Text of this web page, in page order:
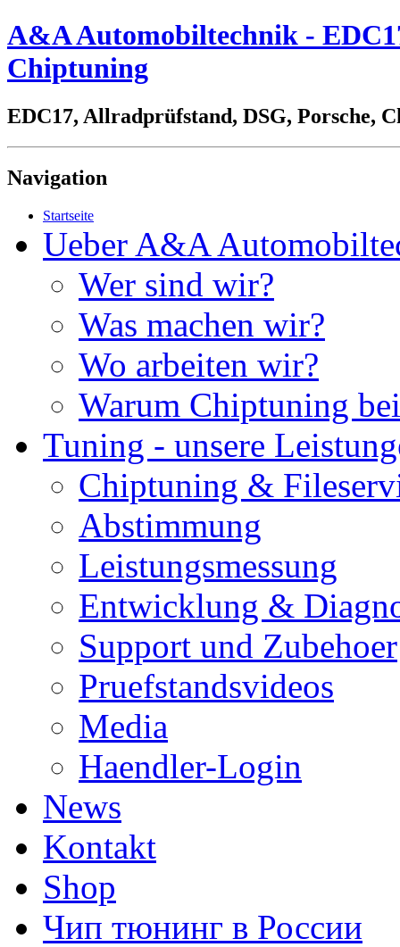
A&A Automobiltechnik -
Chiptuning
EDC17, Allradprüfstand, DSG, Porsche,
Navigation
Startseite
Ueber A&A
Wer sind wir?
Was machen wir?
Wo arbeiten wir?
Warum Chiptuning
Tuning - unsere
Chiptuning &
Abstimmung
Leistungsmessung
Entwicklung &
Support und Zubehoer
Pruefstandsvideos
Media
Haendler-Login
News
Kontakt
Shop
Чип тюнинг в России